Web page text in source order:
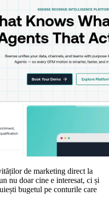
de marketing direct la
nu doar cine e interesat, ci și
bugetul pe conturile care